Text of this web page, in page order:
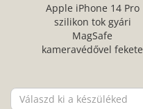
Apple iPhone 14 Pro
szilikon tok gyári
MagSafe
kameravédővel fekete